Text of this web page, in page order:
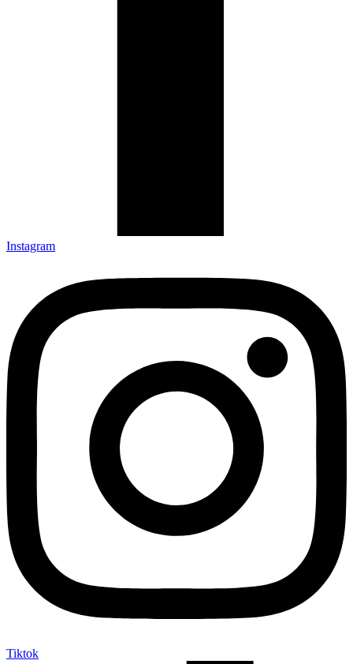
Instagram
Tiktok